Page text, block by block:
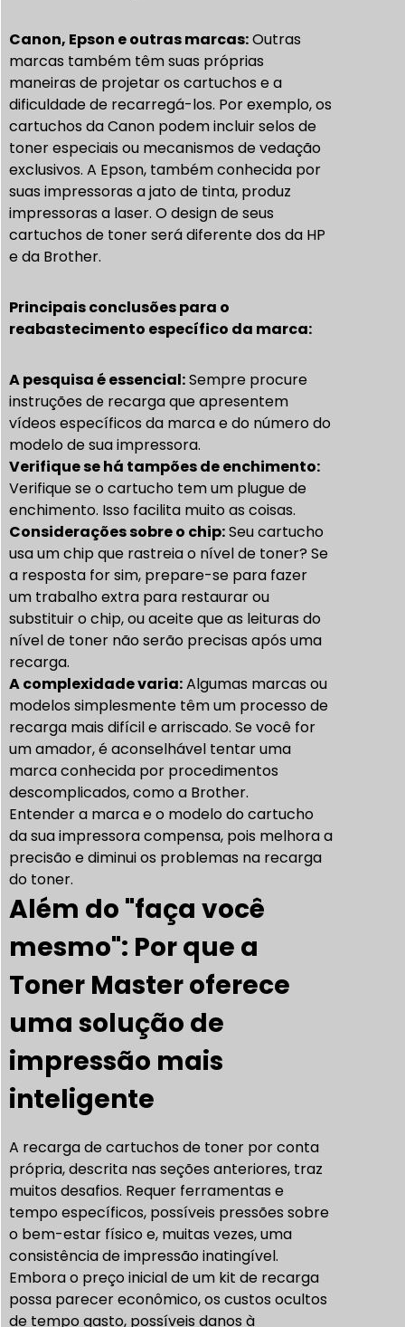
Canon, Epson e outras marcas:Outras
marcas também têm suas próprias
maneiras de projetar os cartuchos e a
dificuldade de recarregá-los. Por exemplo, os
cartuchos da Canon podem incluir selos de
toner especiais ou mecanismos de vedação
exclusivos. A Epson, também conhecida por
suas impressoras a jato de tinta, produz
impressoras a laser. O design de seus
cartuchos de toner será diferente dos da HP
e da Brother.
Principais conclusões para o
reabastecimento específico da marca:
A pesquisa é essencial:Sempre procure
instruções de recarga que apresentem
vídeos específicos da marca e do número do
modelo de sua impressora.
Verifique se há tampões de enchimento:
Verifique se o cartucho tem um plugue de
enchimento. Isso facilita muito as coisas.
Considerações sobre o chip:Seu cartucho
usa um chip que rastreia o nível de toner? Se
a resposta for sim, prepare-se para fazer
um trabalho extra para restaurar ou
substituir o chip, ou aceite que as leituras do
nível de toner não serão precisas após uma
recarga.
A complexidade varia:Algumas marcas ou
modelos simplesmente têm um processo de
recarga mais difícil e arriscado. Se você for
um amador, é aconselhável tentar uma
marca conhecida por procedimentos
descomplicados, como a Brother.
Entender a marca e o modelo do cartucho
da sua impressora compensa, pois melhora a
precisão e diminui os problemas na recarga
do toner.
Além do "faça você
mesmo": Por que a
Toner Master oferece
uma solução de
impressão mais
inteligente
A recarga de cartuchos de toner por conta
própria, descrita nas seções anteriores, traz
muitos desafios. Requer ferramentas e
tempo específicos, possíveis pressões sobre
o bem-estar físico e, muitas vezes, uma
consistência de impressão inatingível.
Embora o preço inicial de um kit de recarga
possa parecer econômico, os custos ocultos
de tempo gasto, possíveis danos à